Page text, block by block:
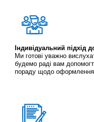
Індивідуальний підхід
Ми готові уважно
будемо раді вам
пораду щодо оформлення